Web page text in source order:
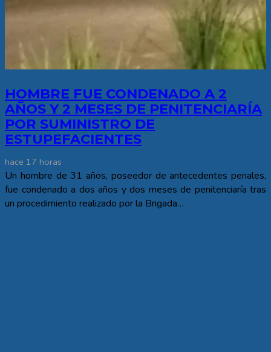
HOMBRE FUE CONDENADO A 2
AÑOS Y 2 MESES DE PENITENCIARÍA
POR SUMINISTRO DE
ESTUPEFACIENTES
hace 17 horas
Un hombre de 31 años, poseedor de antecedentes penales,
fue condenado a dos años y dos meses de penitenciaría tras
un procedimiento realizado por la Brigada…